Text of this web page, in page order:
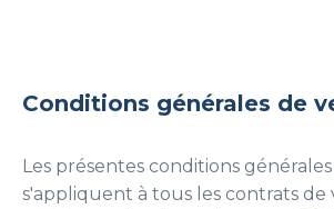
Conditions générales de
Les présentes conditions
s'appliquent à tous les contrats de